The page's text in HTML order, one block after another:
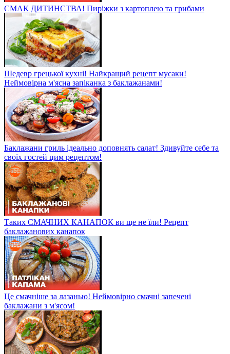
СМАК ДИТИНСТВА! Пиріжки з картоплею та грибами
Шедевр грецької кухні! Найкращий рецепт мусаки!
Неймовірна м'ясна запіканка з баклажанами!
Баклажани гриль ідеально доповнять салат! Здивуйте себе та
своїх гостей цим рецептом!
Таких СМАЧНИХ КАНАПОК ви ще не їли! Рецепт
баклажанових канапок
Це смачніше за лазанью! Неймовірно смачні запечені
баклажани з м'ясом!